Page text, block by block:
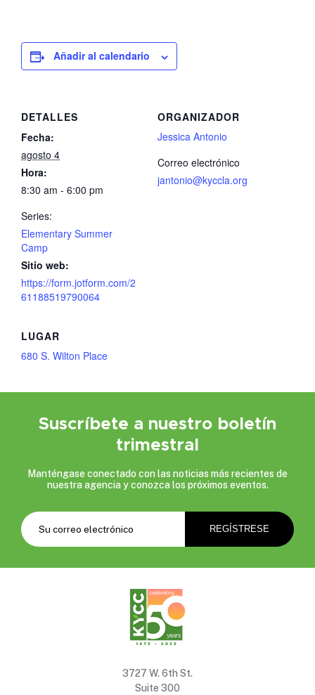
Añadir al calendario
DETALLES
Fecha:
agosto 4
Hora:
8:30 am - 6:00 pm
Series:
Elementary Summer
Camp
Sitio web:
https://form.jotform.com/2
61188519790064
ORGANIZADOR
Jessica Antonio
Correo electrónico
jantonio@kyccla.org
LUGAR
680 S. Wilton Place
Suscríbete a nuestro boletín
trimestral
Manténgase conectado con las noticias más recientes de
nuestra agencia y conozca los próximos eventos.
3727 W. 6th St.
Suite 300